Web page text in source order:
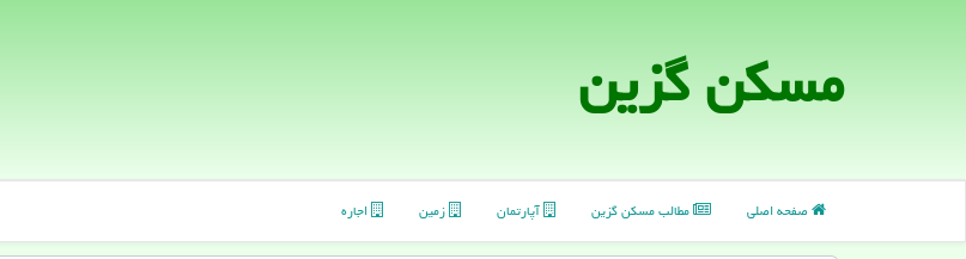
مسكن گزین
صفحه اصلی مطالب مسكن گزین آپارتمان زمین اجاره